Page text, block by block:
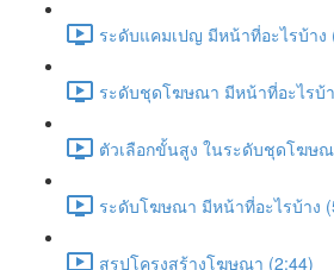
ระดับแคมเปญ มีหน้าที่อะไรบ้าง
ระดับชุดโฆษณา มีหน้าที่อะไรบ้
ตัวเลือกขั้นสูง ในระดับชุดโฆษ
ระดับโฆษณา มีหน้าที่อะไรบ้าง
สรุปโครงสร้างโฆษณา (2:44)